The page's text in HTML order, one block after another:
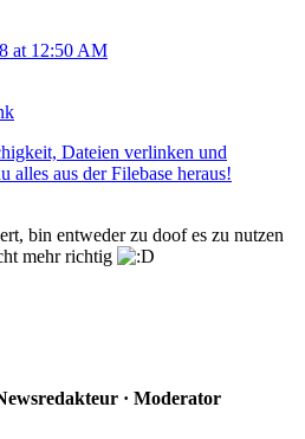
at 12:50 AM
Dateien verlinken und
alles aus der Filebase heraus!
bin entweder zu doof es zu nutzen
mehr richtig
· Moderator